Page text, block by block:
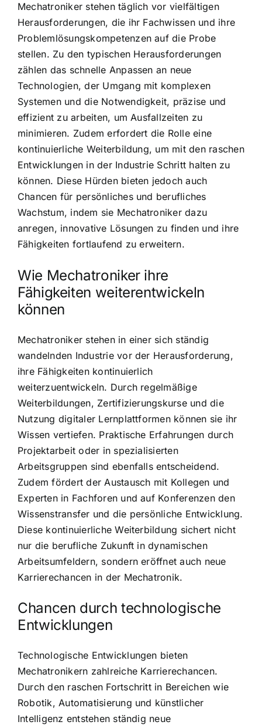
Mechatroniker stehen täglich vor vielfältigen
Herausforderungen, die ihr Fachwissen und ihre
Problemlösungskompetenzen auf die Probe
stellen. Zu den typischen Herausforderungen
zählen das schnelle Anpassen an neue
Technologien, der Umgang mit komplexen
Systemen und die Notwendigkeit, präzise und
effizient zu arbeiten, um Ausfallzeiten zu
minimieren. Zudem erfordert die Rolle eine
kontinuierliche Weiterbildung, um mit den raschen
Entwicklungen in der Industrie Schritt halten zu
können. Diese Hürden bieten jedoch auch
Chancen für persönliches und berufliches
Wachstum, indem sie Mechatroniker dazu
anregen, innovative Lösungen zu finden und ihre
Fähigkeiten fortlaufend zu erweitern.
Wie Mechatroniker ihre
Fähigkeiten weiterentwickeln
können
Mechatroniker stehen in einer sich ständig
wandelnden Industrie vor der Herausforderung,
ihre Fähigkeiten kontinuierlich
weiterzuentwickeln. Durch regelmäßige
Weiterbildungen, Zertifizierungskurse und die
Nutzung digitaler Lernplattformen können sie ihr
Wissen vertiefen. Praktische Erfahrungen durch
Projektarbeit oder in spezialisierten
Arbeitsgruppen sind ebenfalls entscheidend.
Zudem fördert der Austausch mit Kollegen und
Experten in Fachforen und auf Konferenzen den
Wissenstransfer und die persönliche Entwicklung.
Diese kontinuierliche Weiterbildung sichert nicht
nur die berufliche Zukunft in dynamischen
Arbeitsumfeldern, sondern eröffnet auch neue
Karrierechancen in der Mechatronik.
Chancen durch technologische
Entwicklungen
Technologische Entwicklungen bieten
Mechatronikern zahlreiche Karrierechancen.
Durch den raschen Fortschritt in Bereichen wie
Robotik, Automatisierung und künstlicher
Intelligenz entstehen ständig neue